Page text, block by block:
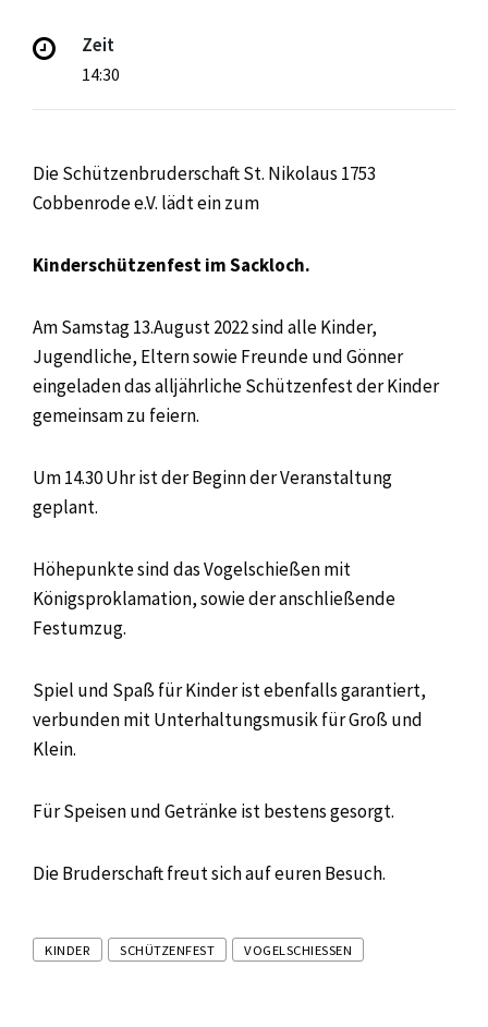
Zeit
14:30
Die Schützenbruderschaft St. Nikolaus 1753
Cobbenrode e.V. lädt ein zum
Kinderschützenfest im Sackloch.
Am Samstag 13.August 2022 sind alle Kinder,
Jugendliche, Eltern sowie Freunde und Gönner
eingeladen das alljährliche Schützenfest der Kinder
gemeinsam zu feiern.
Um 14.30 Uhr ist der Beginn der Veranstaltung
geplant.
Höhepunkte sind das Vogelschießen mit
Königsproklamation, sowie der anschließende
Festumzug.
Spiel und Spaß für Kinder ist ebenfalls garantiert,
verbunden mit Unterhaltungsmusik für Groß und
Klein.
Für Speisen und Getränke ist bestens gesorgt.
Die Bruderschaft freut sich auf euren Besuch.
Tags
KINDER SCHÜTZENFEST VOGELSCHIESSEN